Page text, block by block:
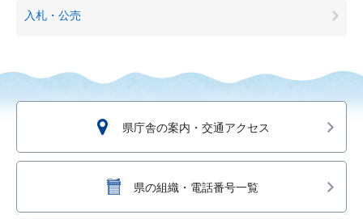
入札・公売
県庁舎の案内・交通アクセス
県の組織・電話番号一覧